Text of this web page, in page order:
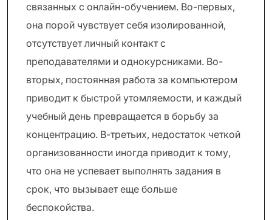
связанных с онлайн-обучением. Во-первых,
она порой чувствует себя изолированной,
отсутствует личный контакт с
преподавателями и однокурсниками. Во-
вторых, постоянная работа за компьютером
приводит к быстрой утомляемости, и каждый
учебный день превращается в борьбу за
концентрацию. В-третьих, недостаток четкой
организованности иногда приводит к тому,
что она не успевает выполнять задания в
срок, что вызывает еще больше
беспокойства.